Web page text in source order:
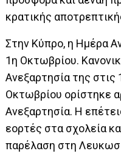
κρατικής
Στην Κύπρο, η Ημέρα
1η Οκτωβρίου.
Ανεξαρτησία της στις
Οκτωβρίου ορίστηκε
Ανεξαρτησία. Η
εορτές στα σχολεία
παρέλαση στη